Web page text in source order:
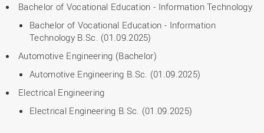
Bachelor of Vocational Education - Information Technology
Bachelor of Vocational Education - Information
Technology B.Sc. (01.09.2025)
Automotive Engineering (Bachelor)
Automotive Engineering B.Sc. (01.09.2025)
Electrical Engineering
Electrical Engineering B.Sc. (01.09.2025)